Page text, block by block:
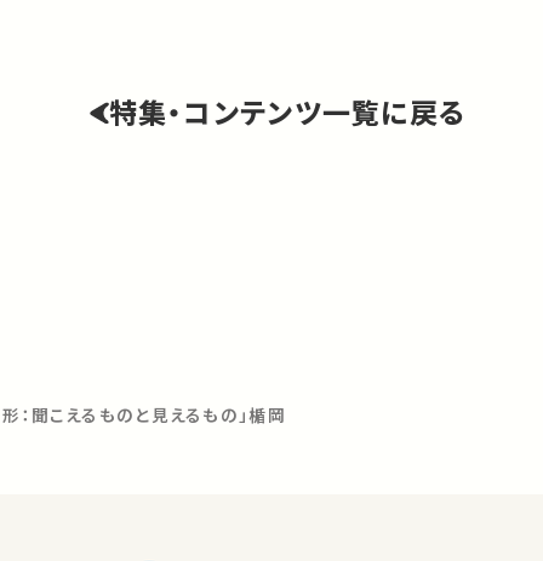
特集・コンテンツ一覧に戻る
：聞こえるものと見えるもの」︎楯岡